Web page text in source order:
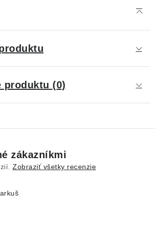
produktu (0)
zákazníkmi
Zobraziť všetky recenzie